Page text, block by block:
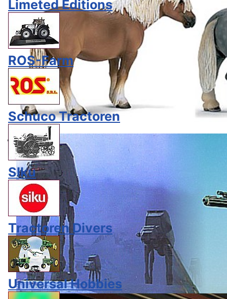
Limeted Editions
ROS-Farm
Schuco Tractoren
SIku
Tractoren Divers
Universal Hobbies